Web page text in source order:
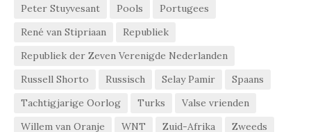
Peter Stuyvesant
Pools
Portugees
René van Stipriaan
Republiek
Republiek der Zeven Verenigde Nederlanden
Russell Shorto
Russisch Selay Pamir
Spaans
Tachtigjarige Oorlog
Turks
Valse vrienden
Willem van Oranje
WNT Zuid-Afrika Zweeds